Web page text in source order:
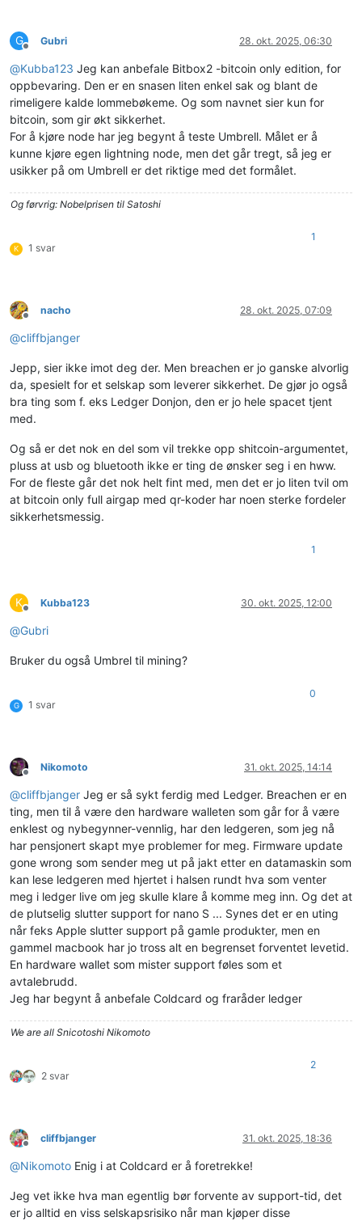
G
Frakoblet
Gubri 28. okt. 2025, 06:30
@Kubba123 Jeg kan anbefale Bitbox2 -bitcoin only edition, for
oppbevaring. Den er en snasen liten enkel sak og blant de
rimeligere kalde lommebøkeme. Og som navnet sier kun for
bitcoin, som gir økt sikkerhet.
For å kjøre node har jeg begynt å teste Umbrell. Målet er å
kunne kjøre egen lightning node, men det går tregt, så jeg er
usikker på om Umbrell er det riktige med det formålet.
Og førvrig: Nobelprisen til Satoshi
K 1 svar
1
Frakoblet
nacho 28. okt. 2025, 07:09
@cliffbjanger
Jepp, sier ikke imot deg der. Men breachen er jo ganske alvorlig
da, spesielt for et selskap som leverer sikkerhet. De gjør jo også
bra ting som f. eks Ledger Donjon, den er jo hele spacet tjent
med.
Og så er det nok en del som vil trekke opp shitcoin-argumentet,
pluss at usb og bluetooth ikke er ting de ønsker seg i en hww.
For de fleste går det nok helt fint med, men det er jo liten tvil om
at bitcoin only full airgap med qr-koder har noen sterke fordeler
sikkerhetsmessig.
1
K
Frakoblet
Kubba123 30. okt. 2025, 12:00
@Gubri
Bruker du også Umbrel til mining?
G 1 svar
0
Frakoblet
Nikomoto 31. okt. 2025, 14:14
@cliffbjanger Jeg er så sykt ferdig med Ledger. Breachen er en
ting, men til å være den hardware walleten som går for å være
enklest og nybegynner-vennlig, har den ledgeren, som jeg nå
har pensjonert skapt mye problemer for meg. Firmware update
gone wrong som sender meg ut på jakt etter en datamaskin som
kan lese ledgeren med hjertet i halsen rundt hva som venter
meg i ledger live om jeg skulle klare å komme meg inn. Og det at
de plutselig slutter support for nano S ... Synes det er en uting
når feks Apple slutter support på gamle produkter, men en
gammel macbook har jo tross alt en begrenset forventet levetid.
En hardware wallet som mister support føles som et
avtalebrudd.
Jeg har begynt å anbefale Coldcard og fraråder ledger
We are all Snicotoshi Nikomoto
2 svar
2
Frakoblet
cliffbjanger 31. okt. 2025, 18:36
@Nikomoto Enig i at Coldcard er å foretrekke!
Jeg vet ikke hva man egentlig bør forvente av support-tid, det
er jo alltid en viss selskapsrisiko når man kjøper disse